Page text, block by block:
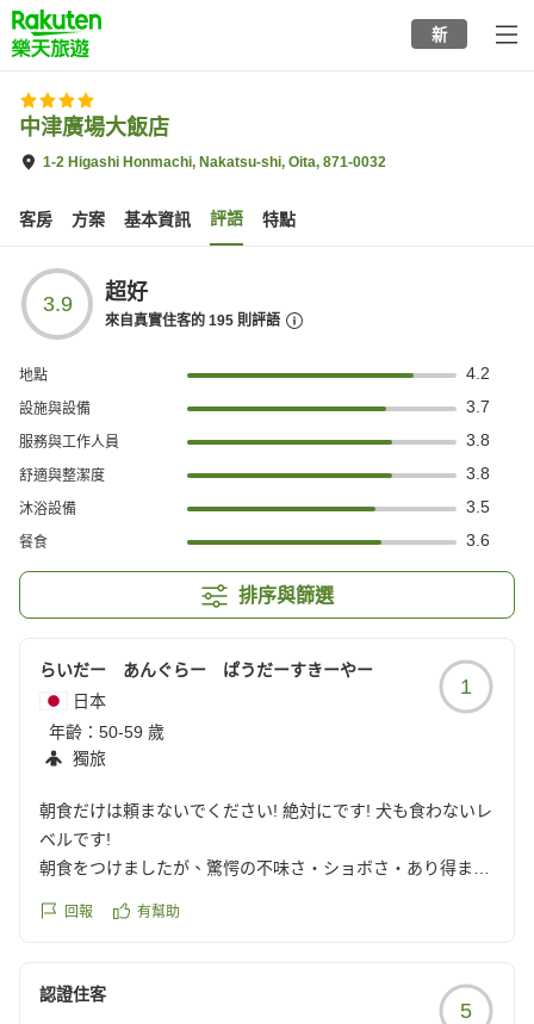
to
top
page
新
中津廣場大飯店
1-2 Higashi Honmachi, Nakatsu-shi, Oita, 871-0032
客房 方案 基本資訊 評語 特點
3.9 超好
來自真實住客的 195 則評語
地點 4.2
設施與設備 3.7
服務與工作人員 3.8
舒適與整潔度 3.8
沐浴設備 3.5
餐食 3.6
排序與篩選
らいだー あんぐらー ぱうだーすきーやー
日本
年齡： 50-59 歲
獨旅
1
朝食だけは頼まないでください! 絶対にです! 犬も食わないレ
ベルです!
朝食をつけましたが、驚愕の不味さ・ショボさ・あり得ませ
900円?支払いましたが原価150円しないくらいの、犬も食わ
仕事の関係で年間80泊程度を継続したいますが、本当に過去
回報 有幫助
認證住客
5